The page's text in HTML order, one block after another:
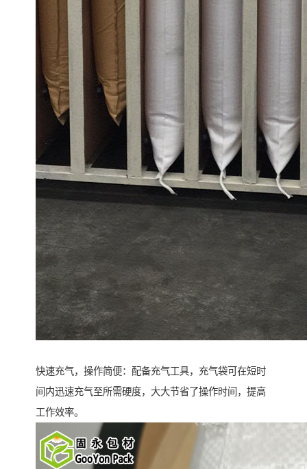
快速充气，操作简便：配备充气工具，充气袋可在短时
间内迅速充气至所需硬度，大大节省了操作时间，提高
工作效率。